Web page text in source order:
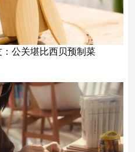
公关堪比西贝预制菜